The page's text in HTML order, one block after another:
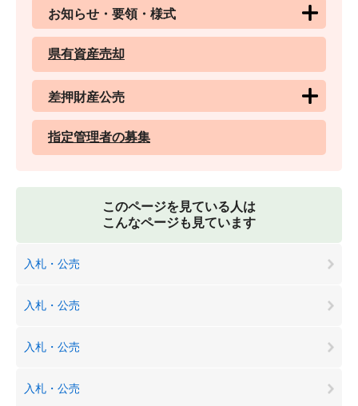
お知らせ・要領・様式
県有資産売却
差押財産公売
指定管理者の募集
このページを見ている人は
こんなページも見ています
入札・公売
入札・公売
入札・公売
入札・公売